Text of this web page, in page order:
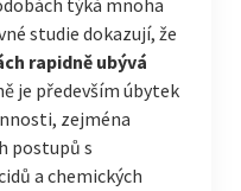
týká mnoha
studie dokazují, že
rapidně ubývá
je především úbytek
zejména
postupů s
a chemických